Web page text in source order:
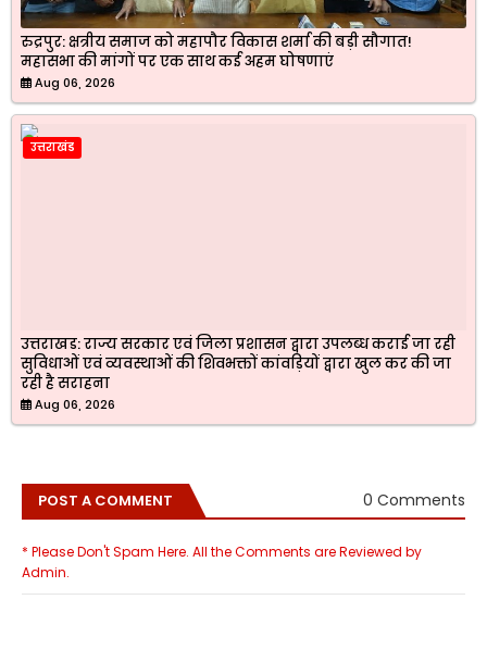
रुद्रपुर: क्षत्रीय समाज को महापौर विकास शर्मा की बड़ी सौगात!
महासभा की मांगों पर एक साथ कई अहम घोषणाएं
Aug 06, 2026
उत्तराखंड
उत्तराखड: राज्य सरकार एवं जिला प्रशासन द्वारा उपलब्ध कराई जा रही
सुविधाओं एवं व्यवस्थाओं की शिवभक्तों कांवड़ियों द्वारा खुल कर की जा
रही है सराहना
Aug 06, 2026
POST A COMMENT 0 Comments
* Please Don't Spam Here. All the Comments are Reviewed by
Admin.